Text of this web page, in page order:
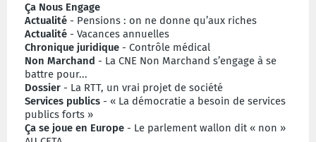
Ça Nous Engage
Actualité - Pensions : on ne donne qu’aux riches
Actualité - Vacances annuelles
Chronique juridique - Contrôle médical
Non Marchand - La CNE Non Marchand s’engage à se
battre pour...
Dossier - La RTT, un vrai projet de société
Services publics - « La démocratie a besoin de services
publics forts »
Ça se joue en Europe - Le parlement wallon dit « non »